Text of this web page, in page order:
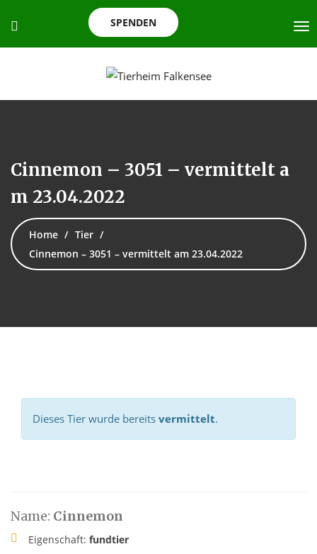
SPENDEN
Cinnemon – 3051 – vermittelt a
m 23.04.2022
Home
Tier
Cinnemon – 3051 – vermittelt am 23.04.2022
Dieses Tier wurde bereits vermittelt.
Name: Cinnemon
Eigenschaft: fundtier